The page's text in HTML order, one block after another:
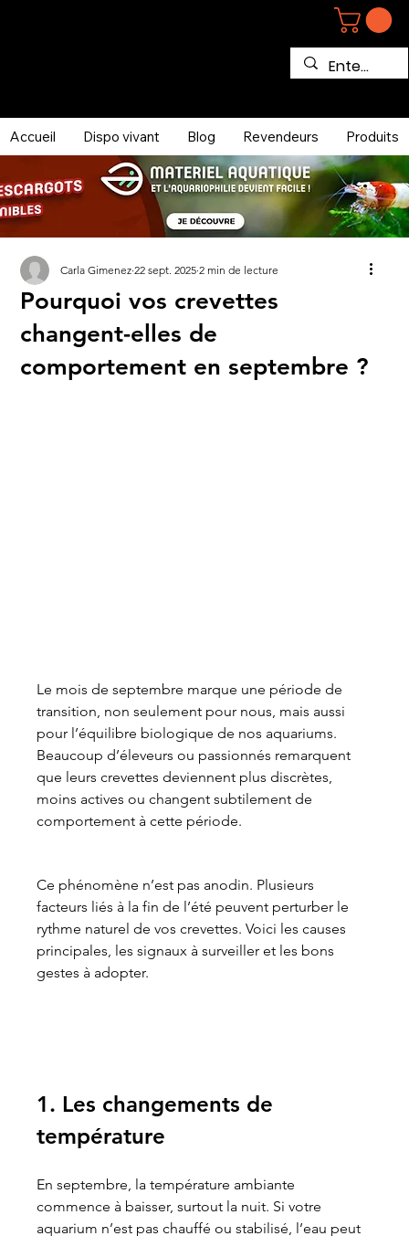
Accueil Dispo vivant Blog Revendeurs Produits
Pourquoi vos crevettes
changent-elles de
comportement en septembre ?
Carla Gimenez 22 sept. 2025 2 min de lecture
Le mois de septembre marque une période de
transition, non seulement pour nous, mais aussi
pour l’équilibre biologique de nos aquariums.
Beaucoup d’éleveurs ou passionnés remarquent
que leurs crevettes deviennent plus discrètes,
moins actives ou changent subtilement de
comportement à cette période.
Ce phénomène n’est pas anodin. Plusieurs
facteurs liés à la fin de l’été peuvent perturber le
rythme naturel de vos crevettes. Voici les causes
principales, les signaux à surveiller et les bons
gestes à adopter.
1. Les changements de
température
En septembre, la température ambiante
commence à baisser, surtout la nuit. Si votre
aquarium n’est pas chauffé ou stabilisé, l’eau peut